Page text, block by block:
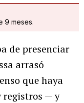
9 meses.
de presenciar
arrasó
que haya
registros — y